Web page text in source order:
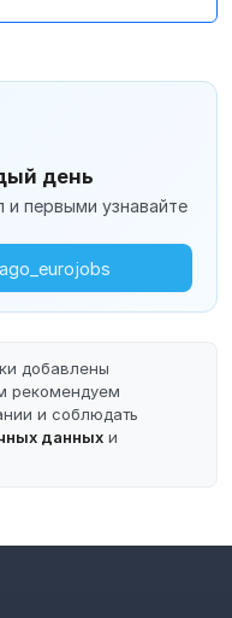
день
и первыми узнавайте
добавлены
рекомендуем
и соблюдать
данных и